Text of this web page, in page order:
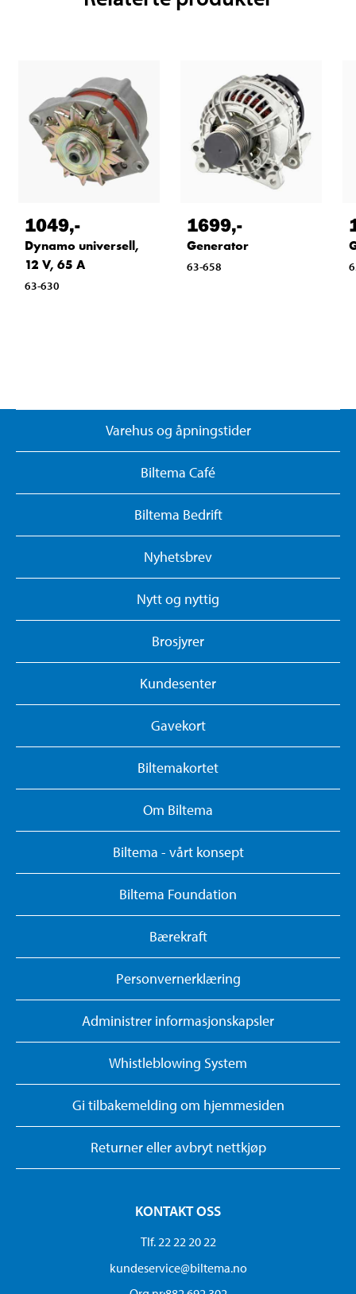
1049,-
Dynamo universell,
12 V, 65 A
63-630
1699,-
Generator
63-658
Varehus og åpningstider
Biltema Café
Biltema Bedrift
Nyhetsbrev
Nytt og nyttig
Brosjyrer
Kundesenter
Gavekort
Biltemakortet
Om Biltema
Biltema - vårt konsept
Biltema Foundation
Bærekraft
Personvernerklæring
Administrer informasjonskapsler
Whistleblowing System
Gi tilbakemelding om hjemmesiden
Returner eller avbryt nettkjøp
KONTAKT OSS
Tlf. 22 22 20 22
kundeservice@biltema.no